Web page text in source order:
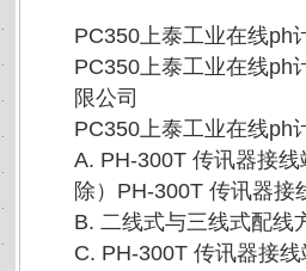
PC350上泰工业在线ph
PC350上泰工业在线ph
限公司
PC350上泰工业在线ph
A. PH-300T 传讯器接
除）PH-300T 传讯器接
B. 二线式与三线式配线
C. PH-300T 传讯器接